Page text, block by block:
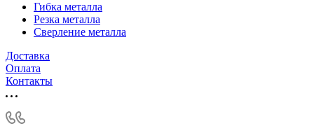
Гибка металла
Резка металла
Сверление металла
Доставка
Оплата
Контакты